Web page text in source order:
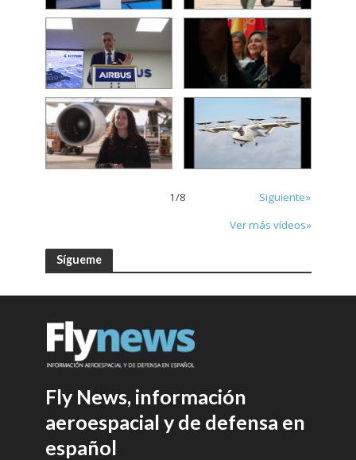
1/8
Siguiente»
Ver más vídeos»
Sígueme
Fly News, información
aeroespacial y de defensa en
español